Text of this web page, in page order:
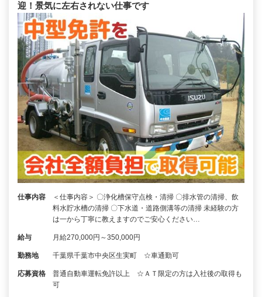
迎！景気に左右されない仕事です
仕事内容
＜仕事内容＞ 〇浄化槽保守点検・清掃 〇排水管の清掃、飲
料水貯水槽の清掃 〇下水道・道路側溝等の清掃 未経験の方
は一から丁寧に教えますのでご安心ください…
給与 月給270,000円～350,000円
勤務地 千葉県千葉市中央区生実町 ☆車通勤可
応募資格
普通自動車運転免許以上 ☆ＡＴ限定の方は入社後の取得も
可